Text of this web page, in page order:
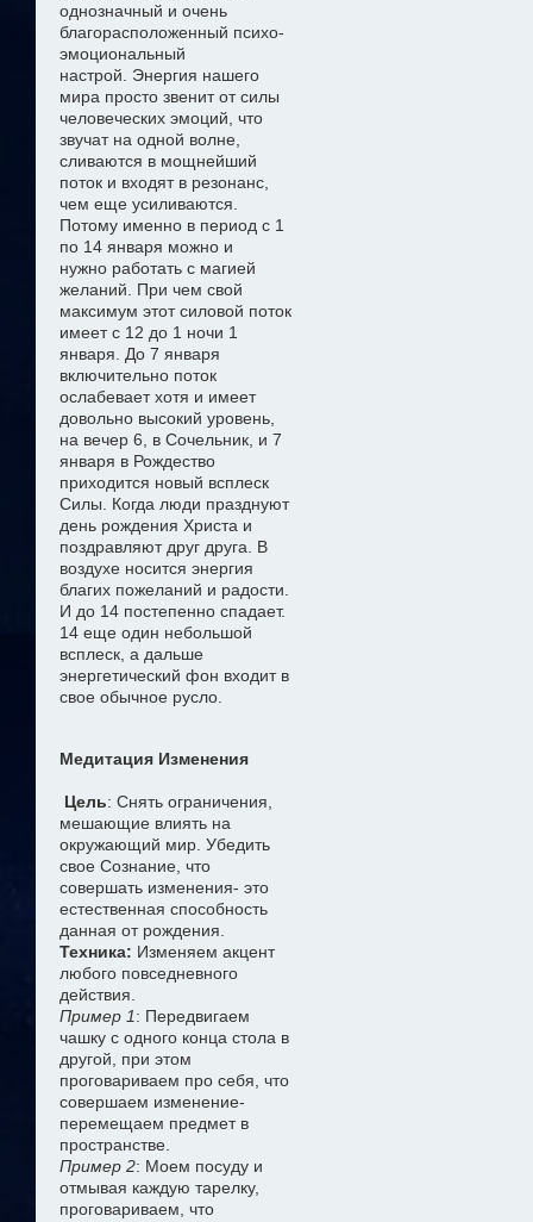
однозначный и очень
благорасположенный психо-
эмоциональный
настрой
Энергия нашего
мира просто звенит от силы
человеческих эмоций, что
звучат на одной волне,
сливаются в мощнейший
поток и входят в резонанс,
чем еще усиливаются.
Потому именно в период с 1
по 14 января можно и
нужно работать с магией
желаний . При чем свой
максимум этот силовой поток
имеет с 12 до 1 ночи 1
января. До 7 января
включительно поток
ослабевает хотя и имеет
довольно высокий уровень,
на вечер 6, в Сочельник, и 7
января в Рождество
приходится новый всплеск
Силы. Когда люди празднуют
день рождения Христа и
поздравляют друг друга. В
воздухе носится энергия
благих пожеланий и радости.
И до 14 постепенно спадает.
14 еще один небольшой
всплеск, а дальше
энергетический фон входит в
свое обычное русло.
Медитация Изменения
Цель: Снять ограничения,
мешающие влиять на
окружающий мир. Убедить
свое Сознание, что
совершать изменения- это
естественная способность
данная от рождения.
Техника: Изменяем акцент
любого повседневного
действия.
Пример 1: Передвигаем
чашку с одного конца стола в
другой, при этом
проговариваем про себя, что
совершаем изменение-
перемещаем предмет в
пространстве.
Пример 2: Моем посуду и
отмывая каждую тарелку,
проговариваем, что